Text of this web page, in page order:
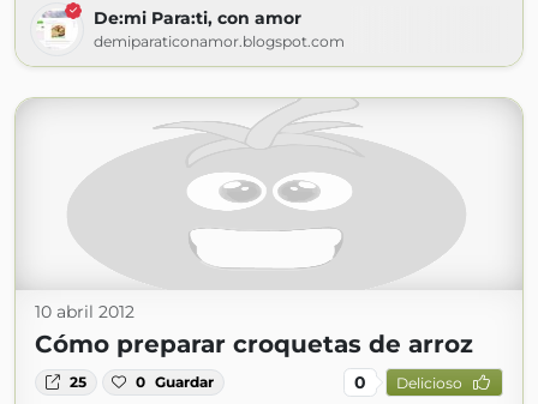
De:mi Para:ti, con amor
demiparaticonamor.blogspot.com
10 abril 2012
Cómo preparar croquetas de arroz
25 0 Guardar 0 Delicioso